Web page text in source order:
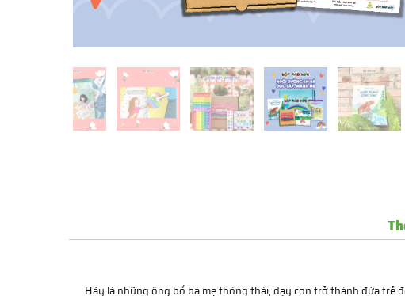
Hãy là những ông bố bà mẹ thông thái, dạy con trở thành đứa trẻ